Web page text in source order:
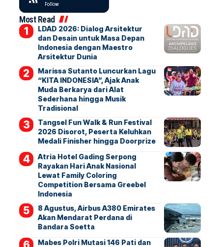
Follow
Most Read
LDAD 2026: Dialog Arsitektur
dan Desain untuk Masa Depan
Indonesia dengan Maestro
Arsitektur Dunia
Marissa Sutanto Luncurkan Lagu
“KITA INDONESIA”, Ajak Anak
Muda Berkarya dari Alat
Sederhana hingga Musik
Tradisional
Tangsel Fun Walk & Run Festival
2026 Disorot, Peserta Keluhkan
Medali Finisher hingga Doorprize
Atria Hotel Gading Serpong
Rayakan Hari Anak Nasional
Lewat Family Coloring
Competition Bersama Greebel
Indonesia
8 Agustus, Airbus A380 Emirates
Akan Mendarat Perdana di
Bandara Soetta
Mabes Polri Mutasi 146 Pati dan